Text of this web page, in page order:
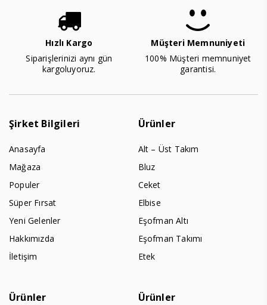
Hızlı Kargo
Siparişlerinizi aynı gün
kargoluyoruz.
Müşteri Memnuniyeti
100% Müşteri memnuniyet
garantisi.
Şirket Bilgileri
Anasayfa
Mağaza
Populer
Süper Fırsat
Yeni Gelenler
Hakkımızda
İletişim
Ürünler
Alt – Üst Takım
Bluz
Ceket
Elbise
Eşofman Altı
Eşofman Takımı
Etek
Ürünler Ürünler